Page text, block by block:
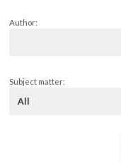
Author:
Subject matter: